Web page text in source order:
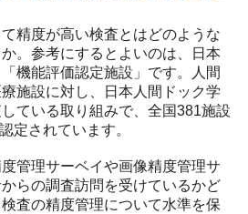
精度が高い検査とはどのような
。参考にするとよいのは、日本
機能評価認定施設」です。人間
施設に対し、日本人間ドック学
ている取り組みで、全国381施設
定されています。
管理サーベイや画像精度管理サ
らの調査訪問を受けているかど
査の精度管理について水準を保